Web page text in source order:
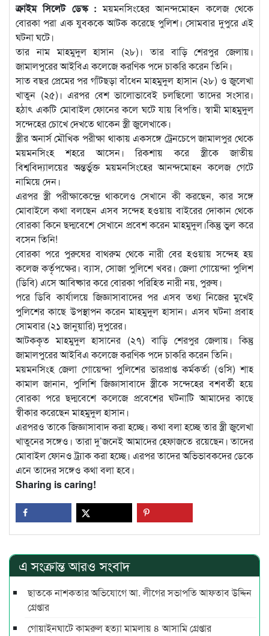
ক্রাইম সিলেট ডেস্ক : ময়মনসিংহের আনন্দমোহন কলেজ থেকে
বোরকা পরা এক যুবককে আটক করেছে পুলিশ। সোমবার দুপুরে এই
ঘটনা ঘটে।
তার নাম মাহমুদুল হাসান (২৮)। তার বাড়ি শেরপুর জেলায়।
জামালপুরের আইবিএ কলেজে করণিক পদে চাকরি করেন তিনি।
সাত বছর প্রেমের পর গাঁটছড়া বাঁধেন মাহমুদুল হাসান (২৮) ও জুলেখা
খাতুন (২৫)। এরপর বেশ ভালোভাবেই চলছিলো তাদের সংসার।
হঠাৎ একটি মোবাইল ফোনের কলে ঘটে যায় বিপত্তি। স্বামী মাহমুদুল
সন্দেহের চোখে দেখতে থাকেন স্ত্রী জুলেখাকে।
স্ত্রীর অনার্স মৌখিক পরীক্ষা থাকায় একসঙ্গে ট্রেনচেপে জামালপুর থেকে
ময়মনসিংহ শহরে আসেন। রিকশায় করে স্ত্রীকে জাতীয়
বিশ্ববিদ্যালয়ের অন্তর্ভুক্ত ময়মনসিংহের আনন্দমোহন কলেজ গেটে
নামিয়ে দেন।
এরপর স্ত্রী পরীক্ষাকেন্দ্রে থাকলেও সেখানে কী করছেন, কার সঙ্গে
মোবাইলে কথা বলছেন এসব সন্দেহ হওয়ায় বাইরের দোকান থেকে
বোরকা কিনে ছদ্মবেশে সেখানে প্রবেশ করেন মাহমুদুল।কিন্তু ভুল করে
বসেন তিনি!
বোরকা পরে পুরুষের বাথরুম থেকে নারী বের হওয়ায় সন্দেহ হয়
কলেজ কর্তৃপক্ষের। ব্যাস, সোজা পুলিশে খবর। জেলা গোয়েন্দা পুলিশ
(ডিবি) এসে আবিষ্কার করে বোরকা পরিহিত নারী নয়, পুরুষ।
পরে ডিবি কার্যালয়ে জিজ্ঞাসাবাদের পর এসব তথ্য নিজের মুখেই
পুলিশের কাছে উপস্থাপন করেন মাহমুদুল হাসান। এসব ঘটনা প্রবাহ
সোমবার (২১ জানুয়ারি) দুপুরের।
আটককৃত মাহমুদুল হাসানের (২৭) বাড়ি শেরপুর জেলায়। কিন্তু
জামালপুরের আইবিএ কলেজে করণিক পদে চাকরি করেন তিনি।
ময়মনসিংহ জেলা গোয়েন্দা পুলিশের ভারপ্রাপ্ত কর্মকর্তা (ওসি) শাহ
কামাল জানান, পুলিশি জিজ্ঞাসাবাদে স্ত্রীকে সন্দেহের বশবর্তী হয়ে
বোরকা পরে ছদ্মবেশে কলেজে প্রবেশের ঘটনাটি আমাদের কাছে
স্বীকার করেছেন মাহমুদুল হাসান।
এরপরও তাকে জিজ্ঞাসাবাদ করা হচ্ছে। কথা বলা হচ্ছে তার স্ত্রী জুলেখা
খাতুনের সঙ্গেও। তারা দু’জনেই আমাদের হেফাজতে রয়েছেন। তাদের
মোবাইল ফোনও ট্র্যাক করা হচ্ছে। এরপর তাদের অভিভাবকদের ডেকে
এনে তাদের সঙ্গেও কথা বলা হবে।
Sharing is caring!
এ সংক্রান্ত আরও সংবাদ
ছাতকে নাশকতার অভিযোগে আ. লীগের সভাপ‌তি আফতাব উদ্দিন
গ্রেপ্তার
গোয়াইনঘাটে কামরুল হত্যা মামলায় ৪ আসামি গ্রেপ্তার